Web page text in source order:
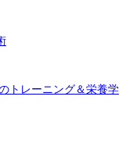
トレーニング＆栄養学